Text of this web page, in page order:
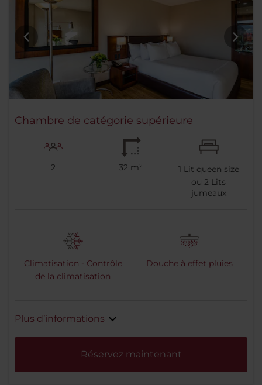
Chambre de catégorie supérieure
2 32 m² 1 Lit queen size
ou2 Lits
jumeaux
Climatisation - Contrôle
de la climatisation
Douche à effet pluies
Plus d’informations
Réservez maintenant